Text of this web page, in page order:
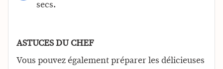
secs.
ASTUCES DU CHEF
Vous pouvez également préparer les délicieuses